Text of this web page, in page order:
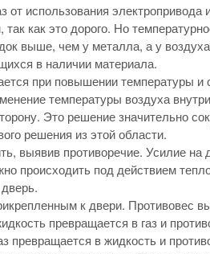
использования
так как это дорого. Но
выше, чем у металла, а у
в наличии материала.
при повышении температуры и
температуры воздуха
Это решение значительно
решения из этой области.
выявив противоречие. Усилие
происходить под действием
к двери. Противовес
превращается в газ и
превращается в жидкость и